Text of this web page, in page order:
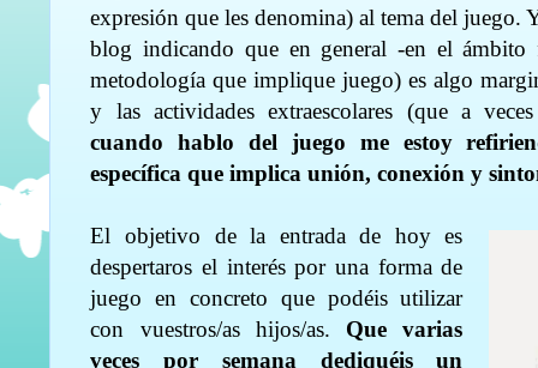
expresión que les denomina) al tema del juego.
blog indicando que en general -en el
metodología que implique juego) es algo
y las actividades extraescolares (que a
cuando hablo del juego me estoy
específica que implica unión, conexión y
El objetivo de la entrada de hoy es
despertaros el interés por una forma de
juego en concreto que podéis utilizar
con vuestros/as hijos/as. Que varias
veces por semana dediquéis un